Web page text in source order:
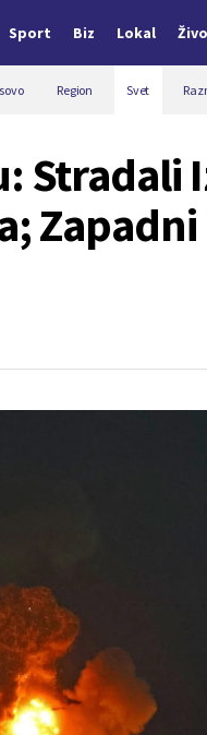
Sport Biz Lokal
Region Svet
Stradali